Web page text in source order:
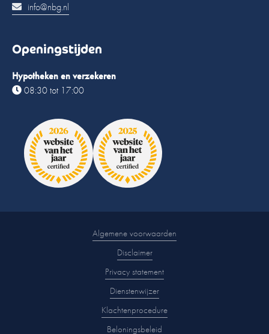
info@nbg.nl
Openingstijden
Hypotheken en verzekeren
08:30 tot 17:00
Algemene voorwaarden
Disclaimer
Privacy statement
Dienstenwijzer
Klachtenprocedure
Beloningsbeleid